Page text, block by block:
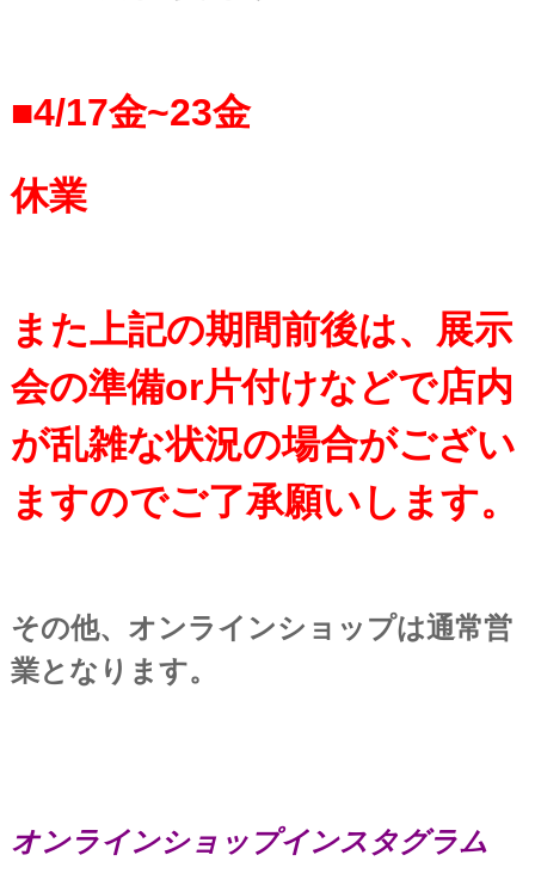
■4/17金~23金
休業
また上記の期間前後は、展示
会の準備or片付けなどで店内
が乱雑な状況の場合がござい
ますのでご了承願いします。
その他、オンラインショップは通常営
業となります。
オンラインショップインスタグラム